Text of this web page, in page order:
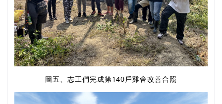
圖五、志工們完成第140戶雞舍改善合照